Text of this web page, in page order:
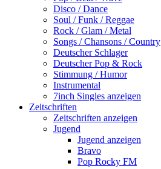
Disco / Dance
Soul / Funk / Reggae
Rock / Glam / Metal
Songs / Chansons / Country
Deutscher Schlager
Deutscher Pop & Rock
Stimmung / Humor
Instrumental
7inch Singles anzeigen
Zeitschriften
Zeitschriften anzeigen
Jugend
Jugend anzeigen
Bravo
Pop Rocky FM